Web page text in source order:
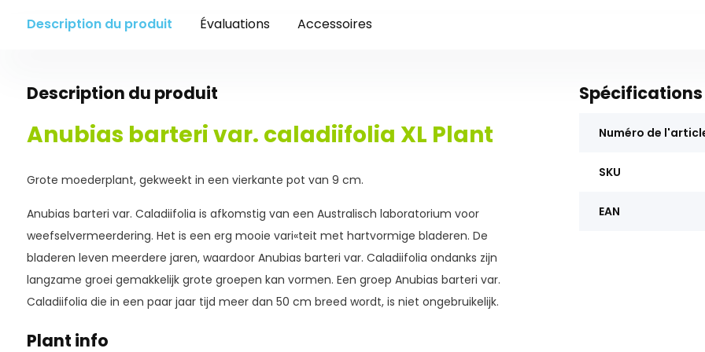
Description du produit Évaluations Accessoires
Description du produit
Anubias barteri var. caladiifolia XL Plant
Grote moederplant, gekweekt in een vierkante pot van 9 cm.
Anubias barteri var. Caladiifolia is afkomstig van een Australisch laboratorium voor
weefselvermeerdering. Het is een erg mooie vari«teit met hartvormige bladeren. De
bladeren leven meerdere jaren, waardoor Anubias barteri var. Caladiifolia ondanks zijn
langzame groei gemakkelijk grote groepen kan vormen. Een groep Anubias barteri var.
Caladiifolia die in een paar jaar tijd meer dan 50 cm breed wordt, is niet ongebruikelijk.
Plant info
Spécifications
Numéro de
SKU
EAN